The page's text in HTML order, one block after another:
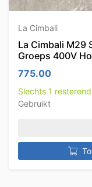
La Cimbali
La Cimbali M29
Groeps 400V
775.00
Slechts 1
Gebruikt